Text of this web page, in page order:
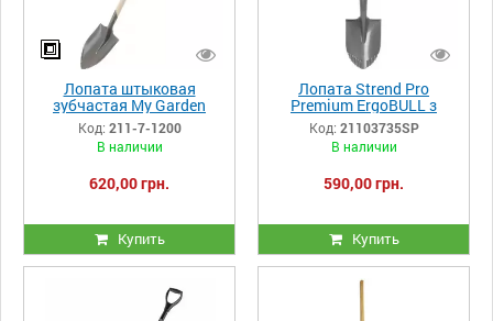
Лопата штыковая
зубчастая My Garden
"WOODY", 1200 мм 211-7-
1200
Код: 211-7-1200
В наличии
620,00 грн.
Купить
Лопата Strend Pro
Premium ErgoBULL з
ручкою D склопластик
Код: 21103735SP
В наличии
590,00 грн.
Купить